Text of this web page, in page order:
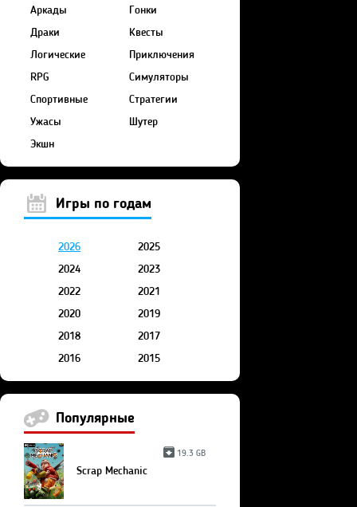
Аркады
Гонки
Драки
Квесты
Логические
Приключения
RPG
Симуляторы
Спортивные
Стратегии
Ужасы
Шутер
Экшн
Игры по годам
2026
2025
2024
2023
2022
2021
2020
2019
2018
2017
2016
2015
Популярные
19.3 GB
Scrap Mechanic